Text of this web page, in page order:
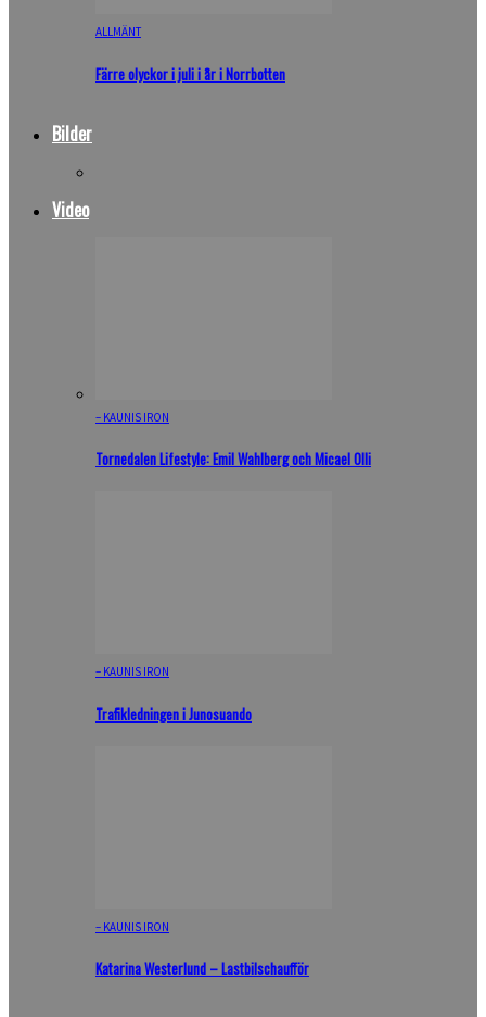
ALLMÄNT
Färre olyckor i juli i år i Norrbotten
Bilder
Video
– KAUNIS IRON
Tornedalen Lifestyle: Emil Wahlberg och Micael Olli
– KAUNIS IRON
Trafikledningen i Junosuando
– KAUNIS IRON
Katarina Westerlund – Lastbilschaufför